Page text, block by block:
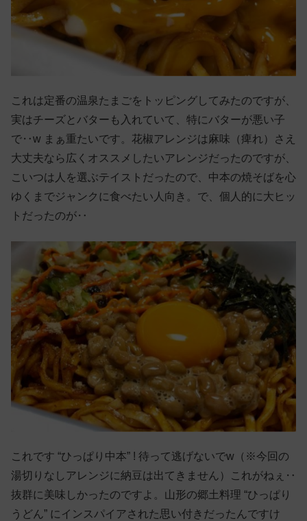
これは定番の温泉たまごをトッピングしてみたのですが、
実はチーズとバターも入れていて、特にバターが悪い子
で‥w まぁ重たいです。花椒アレンジは麻味（痺れ）さえ
大丈夫なら広くオススメしたいアレンジだったのですが、
こいつは人を選ぶテイストだったので、中本の焼そばを心
ゆくまでジャンクに食べたい人向き。で、個人的に大ヒッ
トだったのが‥
これです “ひっぱり中本” ! 待って逃げないでw（※今回の
湯切りなしアレンジに納豆は出てきません）これがねぇ‥
抜群に美味しかったのですよ。山形の郷土料理 “ひっぱり
うどん” にインスパイアされた思い付きだったんですけ